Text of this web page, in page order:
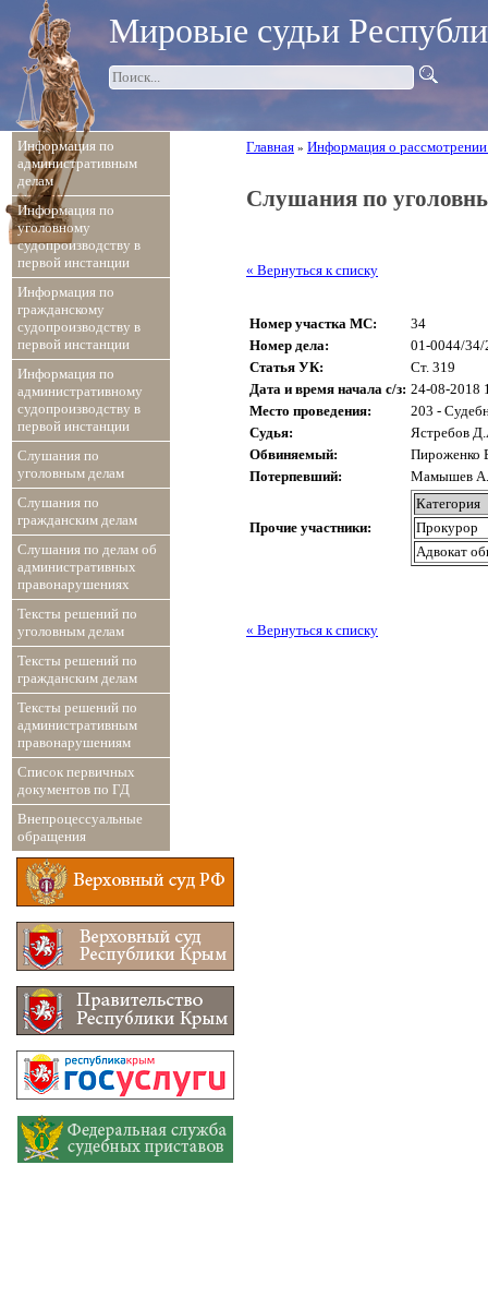
Информация по
административным
делам
Информация по
уголовному
судопроизводству в
первой инстанции
Информация по
гражданскому
судопроизводству в
первой инстанции
Информация по
административному
судопроизводству в
первой инстанции
Слушания по
уголовным делам
Слушания по
гражданским делам
Слушания по делам об
административных
правонарушениях
Тексты решений по
уголовным делам
Тексты решений по
гражданским делам
Тексты решений по
административным
правонарушениям
Список первичных
документов по ГД
Внепроцессуальные
обращения
Мировые судьи
Главная » Информация о рассмотрении
Слушания по
« Вернуться к списку
Номер участка МС:
34
Номер дела:
01-0044/34/
Статья УК:
Ст. 319
Дата и время начала с/з: 24-08-2018
Место проведения:
203 -
Судья:
Ястребов
Обвиняемый:
Пироженко
Потерпевший:
Мамышев
Прочие участники:
Категория
Прокурор
Адвокат
« Вернуться к списку